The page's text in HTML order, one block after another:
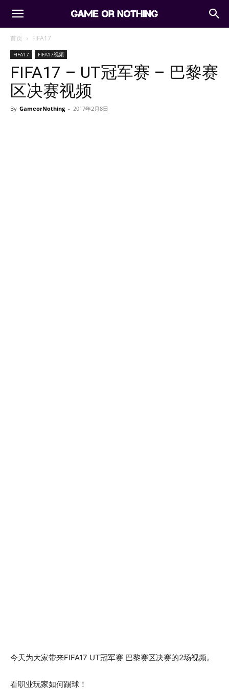
首页 FIFA17
FIFA17 FIFA17视频
FIFA17 – UT冠军赛 – 巴黎赛
区决赛视频
By GameorNothing - 2017年2月8日
今天为大家带来FIFA17 UT冠军赛 巴黎赛区决赛的2场视频。
看职业玩家如何踢球！